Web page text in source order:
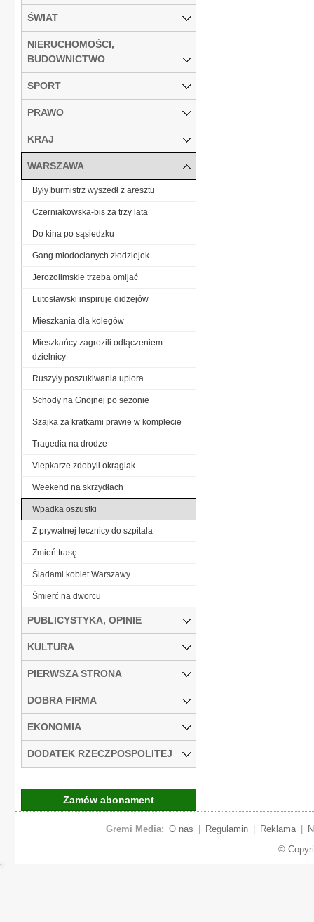
ŚWIAT
NIERUCHOMOŚCI,
BUDOWNICTWO
SPORT
PRAWO
KRAJ
WARSZAWA
Były burmistrz wyszedł z aresztu
Czerniakowska-bis za trzy lata
Do kina po sąsiedzku
Gang młodocianych złodziejek
Jerozolimskie trzeba omijać
Lutosławski inspiruje didżejów
Mieszkania dla kolegów
Mieszkańcy zagrozili odłączeniem
dzielnicy
Ruszyły poszukiwania upiora
Schody na Gnojnej po sezonie
Szajka za kratkami prawie w komplecie
Tragedia na drodze
Vlepkarze zdobyli okrąglak
Weekend na skrzydłach
Wpadka oszustki
Z prywatnej lecznicy do szpitala
Zmień trasę
Śladami kobiet Warszawy
Śmierć na dworcu
PUBLICYSTYKA, OPINIE
KULTURA
PIERWSZA STRONA
DOBRA FIRMA
EKONOMIA
DODATEK RZECZPOSPOLITEJ
Zamów abonament
Gremi Media: O nas Regulamin Reklama
©